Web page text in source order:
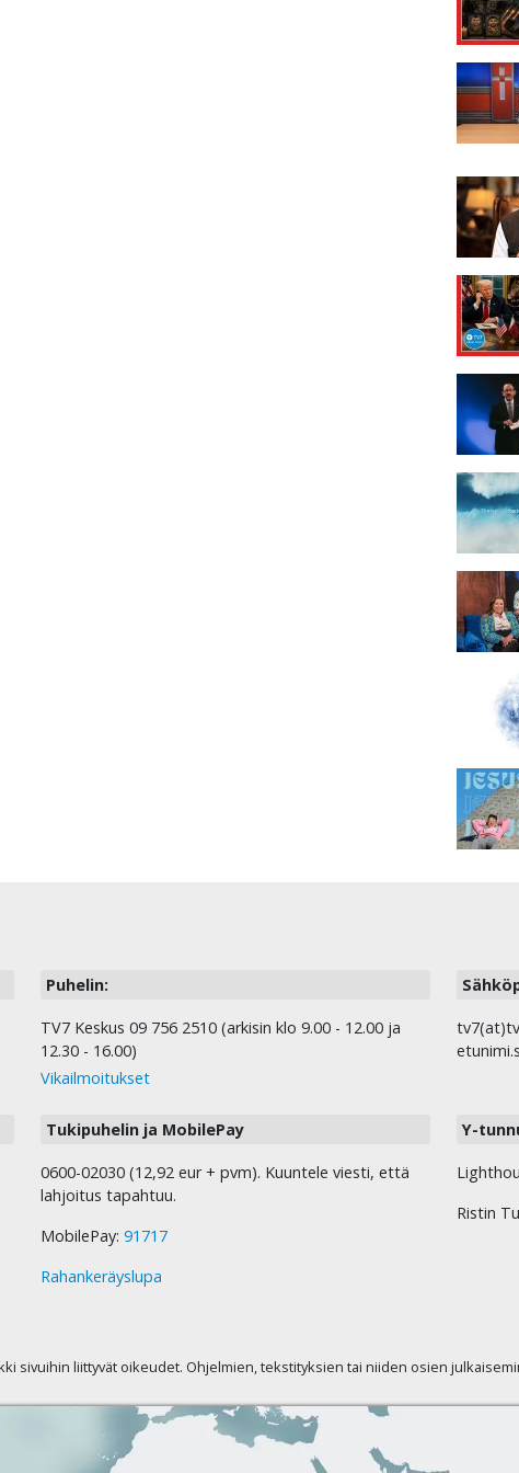
Puhelin:
TV7 Keskus 09 756 2510 (arkisin klo 9.00 - 12.00 ja
12.30 - 16.00)
Vikailmoitukset
Tukipuhelin ja MobilePay
0600-02030 (12,92 eur + pvm). Kuuntele viesti, että
lahjoitus tapahtuu.
MobilePay: 91717
Rahankeräyslupa
Y-
Ristin
sivuihin liittyvät oikeudet. Ohjelmien, tekstityksien tai niiden osien